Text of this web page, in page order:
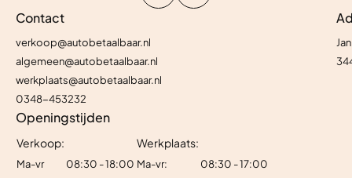
Contact
verkoop@autobetaalbaar.nl
algemeen@autobetaalbaar.nl
werkplaats@autobetaalbaar.nl
0348-453232
Openingstijden
Verkoop:
Ma-vr
08:30 - 18:00
Werkplaats:
Ma-vr:
08:30 - 17:00